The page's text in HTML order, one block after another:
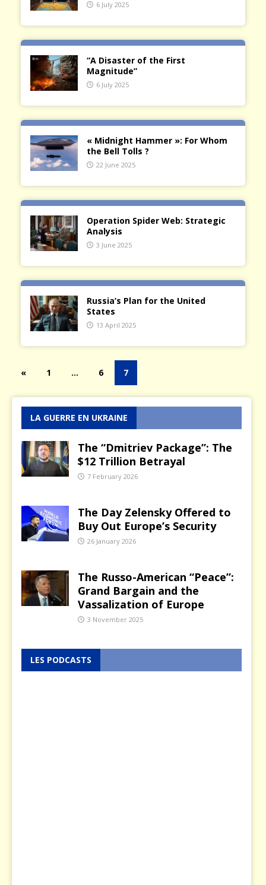
6 July 2025
“A Disaster of the First
Magnitude”
6 July 2025
« Midnight Hammer »: For Whom
the Bell Tolls ?
22 June 2025
Operation Spider Web: Strategic
Analysis
3 June 2025
Russia’s Plan for the United
States
13 April 2025
« 1 … 6 7
LA GUERRE EN UKRAINE
The “Dmitriev Package”: The
$12 Trillion Betrayal
7 February 2026
The Day Zelensky Offered to
Buy Out Europe’s Security
26 January 2026
The Russo-American “Peace”:
Grand Bargain and the
Vassalization of Europe
3 November 2025
LES PODCASTS